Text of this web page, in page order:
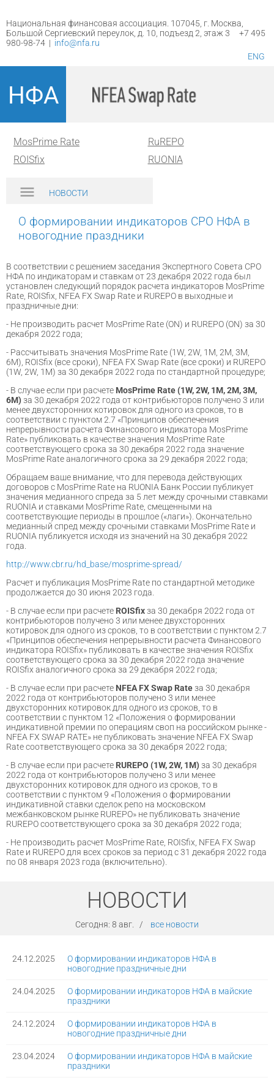
Национальная финансовая ассоциация. 107045, г. Москва,
Большой Сергиевский переулок, д. 10, подъезд 2, этаж 3 +7 495
980-98-74 | info@nfa.ru
НФА
ENG
MosPrime Rate
ROISfix
RuREPO
RUONIA
НОВОСТИ
О формировании индикаторов СРО НФА в
новогодние праздники
В соответствии с решением заседания Экспертного Совета СРО
НФА по индикаторам и ставкам от 23 декабря 2022 года был
установлен следующий порядок расчета индикаторов MosPrime
Rate, ROISfix, NFEA FX Swap Rate и RUREPO в выходные и
праздничные дни:
- Не производить расчет MosPrime Rate (ON) и RUREPO (ON) за 30
декабря 2022 года;
- Рассчитывать значения MosPrime Rate (1W, 2W, 1M, 2M, 3M,
6M), ROISfix (все сроки), NFEA FX Swap Rate (все сроки) и RUREPO
(1W, 2W, 1M) за 30 декабря 2022 года по стандартной процедуре;
- В случае если при расчете MosPrime Rate (1W, 2W, 1M, 2M, 3M,
6M) за 30 декабря 2022 года от контрибьюторов получено 3 или
менее двухсторонних котировок для одного из сроков, то в
соответствии с пунктом 2.7 «Принципов обеспечения
непрерывности расчета Финансового индикатора MosPrime
Rate» публиковать в качестве значения MosPrime Rate
соответствующего срока за 30 декабря 2022 года значение
MosPrime Rate аналогичного срока за 29 декабря 2022 года;
Обращаем ваше внимание, что для перевода действующих
договоров с MosPrime Rate на RUONIA Банк России публикует
значения медианного спреда за 5 лет между срочными ставками
RUONIA и ставками MosPrime Rate, смещенными на
соответствующие периоды в прошлое («лаги»). Окончательно
медианный спред между срочными ставками MosPrime Rate и
RUONIA публикуется исходя из значений на 30 декабря 2022
года.
http://www.cbr.ru/hd_base/mosprime-spread/
Расчет и публикация MosPrime Rate по стандартной методике
продолжается до 30 июня 2023 года.
- В случае если при расчете ROISfixза 30 декабря 2022 года от
контрибьюторов получено 3 или менее двухсторонних
котировок для одного из сроков, то в соответствии с пунктом 2.7
«Принципов обеспечения непрерывности расчета Финансового
индикатора ROISfix» публиковать в качестве значения ROISfix
соответствующего срока за 30 декабря 2022 года значение
ROISfix аналогичного срока за 29 декабря 2022 года;
- В случае если при расчете NFEA FX Swap Rateза 30 декабря
2022 года от контрибьюторов получено 3 или менее
двухсторонних котировок для одного из сроков, то в
соответствии с пунктом 12 «Положения о формировании
индикативной премии по операциям своп на российском рынке -
NFEA FX SWAP RATE» не публиковать значение NFEA FX Swap
Ratе соответствующего срока за 30 декабря 2022 года;
- В случае если при расчете RUREPO (1W, 2W, 1M) за 30 декабря
2022 года от контрибьюторов получено 3 или менее
двухсторонних котировок для одного из сроков, то в
соответствии с пунктом 9 «Положения о формировании
индикативной ставки сделок репо на московском
межбанковском рынке RUREPO» не публиковать значение
RUREPO соответствующего срока за 30 декабря 2022 года;
- Не производить расчет MosPrime Rate, ROISfix, NFEA FX Swap
Rate и RUREPO для всех сроков за период с 31 декабря 2022 года
по 08 января 2023 года (включительно).
НОВОСТИ
Сегодня: 8 авг. / все новости
24.12.2025
О формировании индикаторов НФА в
новогодние праздничные дни
24.04.2025
О формировании индикаторов НФА в майские
праздники
24.12.2024
О формировании индикаторов НФА в
новогодние праздничные дни
23.04.2024
О формировании индикаторов НФА в майские
праздники